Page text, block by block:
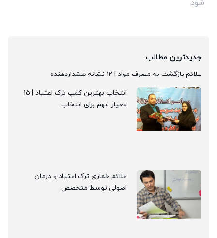
شود.
جدیدترین مطالب
علائم بازگشت به مصرف مواد | ۱۲ نشانه هشداردهنده
انتخاب بهترین کمپ ترک اعتیاد | ۱۵
معیار مهم برای انتخاب
علائم خماری ترک اعتیاد و درمان
اصولی توسط متخصص